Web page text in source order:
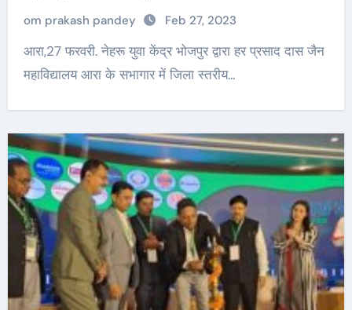
om prakash pandey Feb 27, 2023
आरा,27 फरवरी. नेहरू युवा केंद्र भोजपुर द्वारा हर प्रसाद दास जैन
महाविद्यालय आरा के सभागार में जिला स्तरीय…